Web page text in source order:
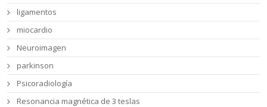
ligamentos
miocardio
Neuroimagen
parkinson
Psicoradiología
Resonancia magnética de 3 teslas